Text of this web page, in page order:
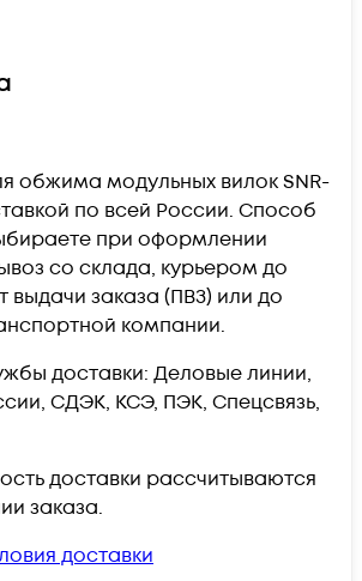
обжима модульных вилок SNR-
по всей России. Способ
при оформлении
со склада, курьером до
выдачи заказа (ПВЗ) или до
компании.
доставки: Деловые линии,
СДЭК, КСЭ, ПЭК, Спецсвязь,
доставки рассчитываются
заказа.
доставки